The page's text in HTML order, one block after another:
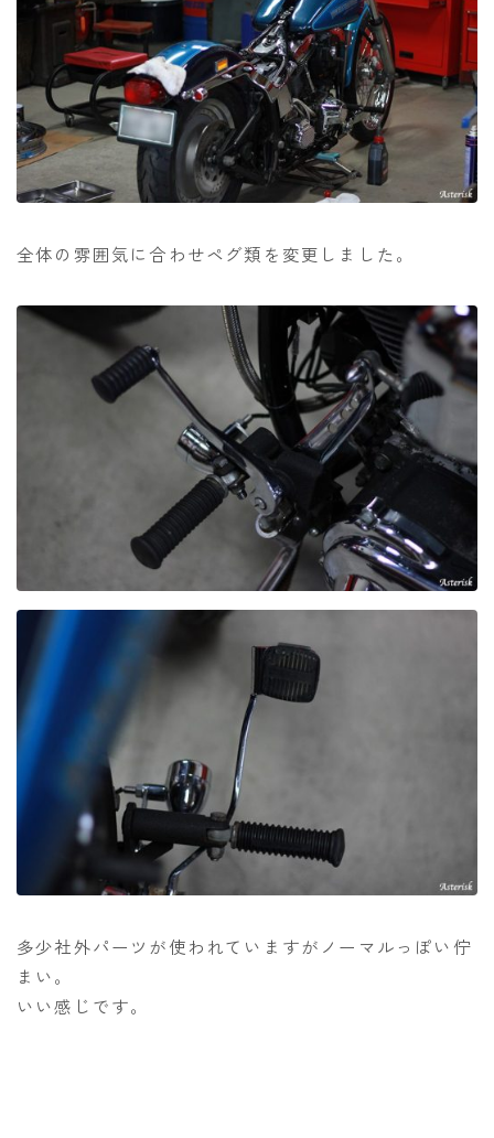
全体の雰囲気に合わせペグ類を変更しました。
多少社外パーツが使われていますがノーマルっぽい佇
まい。
いい感じです。